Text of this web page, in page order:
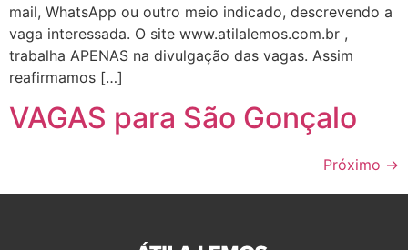
mail, WhatsApp ou outro meio indicado, descrevendo a
vaga interessada. O site www.atilalemos.com.br ,
trabalha APENAS na divulgação das vagas. Assim
reafirmamos […]
VAGAS para São Gonçalo
Próximo →